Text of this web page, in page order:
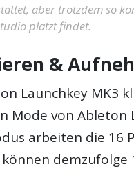
aber trotzdem so
platzt findet.
&
Launchkey MK3
Mode von Ableton
arbeiten die 16
demzufolge